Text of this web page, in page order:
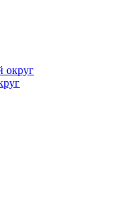
округ